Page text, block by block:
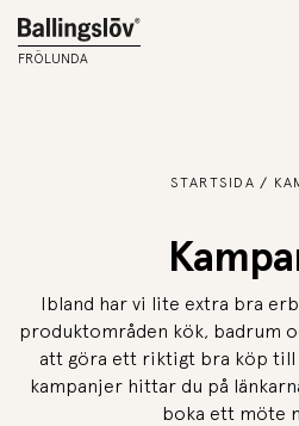
FRÖLUNDA
STARTSIDA
Ibland har vi lite extra bra
produktområden kök, badrum
att göra ett riktigt bra köp till
kampanjer hittar du på
boka ett möte